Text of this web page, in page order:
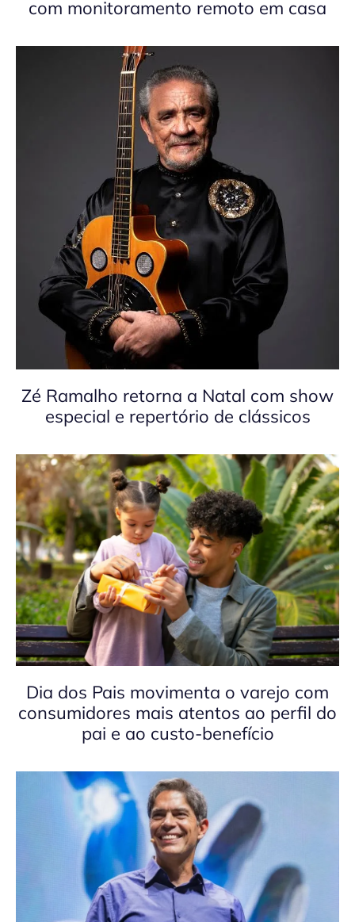
com monitoramento remoto em casa
Zé Ramalho retorna a Natal com show
especial e repertório de clássicos
Dia dos Pais movimenta o varejo com
consumidores mais atentos ao perfil do
pai e ao custo-benefício